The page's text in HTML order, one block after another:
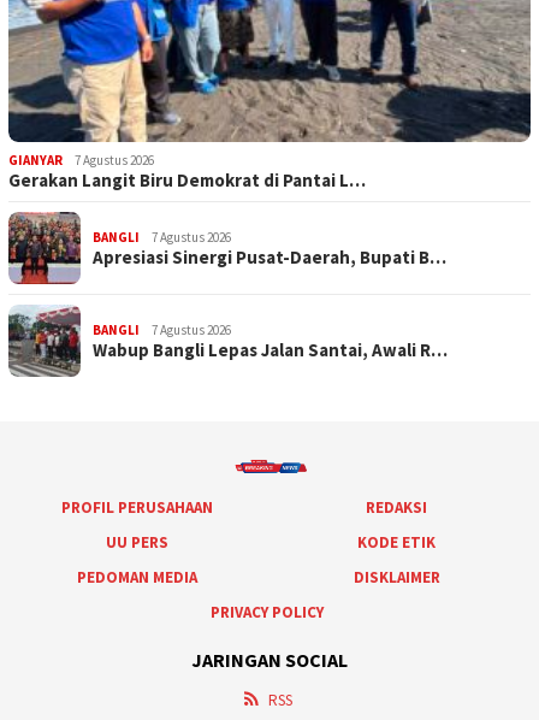
GIANYAR 7 Agustus 2026
Gerakan Langit Biru Demokrat di Pantai L…
BANGLI 7 Agustus 2026
Apresiasi Sinergi Pusat-Daerah, Bupati B…
BANGLI 7 Agustus 2026
Wabup Bangli Lepas Jalan Santai, Awali R…
PROFIL PERUSAHAAN
REDAKSI
UU PERS
KODE ETIK
PEDOMAN MEDIA
DISKLAIMER
PRIVACY POLICY
JARINGAN SOCIAL
RSS